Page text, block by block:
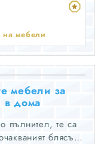
мебели
мебели за
в дома
пълнител, те са
блясък,